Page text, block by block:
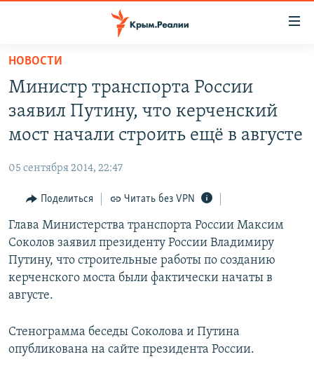
Вернуться
основному
содержанию
главной
навигации
Вернутся
поиску
СПЕЦПРОЕКТЫ
11 ЛЕТ ОККУПАЦИИ КРЫМА. 11 ИСТОРИЙ СОПРОТИВЛЕНИЯ
ЕЩЕ
ИНТЕРАКТИВ
ИНФОГРАФИКА
ТЕЛЕПРОЕКТ КРЫМ.РЕАЛИИ
СОВЕТЫ ПРАВОЗАЩИТНИКОВ
ПРОПАВШИЕ БЕЗ ВЕСТИ
ПОБЕДИТЕЛЕЙ НЕ СУДЯТ?
КРЫМ.НЕПОКОРЕННЫЙ
РАДІО СВОБОДА
КАК ОБОЙТИ БЛОКИРОВКУ
Українською
Qırımtatar
ПРИСОЕДИНЯЙТЕСЬ!
НОВОСТИ
Министр транспорта России
заявил Путину, что керченский
мост начали строить ещё в августе
05 сентября 2014, 22:47
Поделиться Читать без VPN
Глава Министерства транспорта России Максим
Соколов заявил президенту России Владимиру
Путину, что строительные работы по созданию
керченского моста были фактически начаты в
августе.
Стенограмма беседы Соколова и Путина
опубликована на сайте президента России.